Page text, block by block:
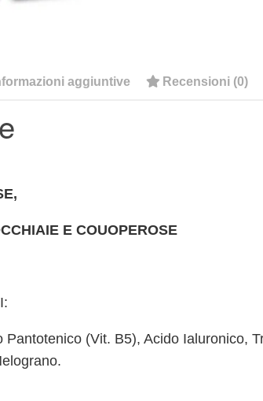
aggiuntive Recensioni (0)
E COUOPEROSE
Pantotenico (Vit. B5), Acido Ialuronico,